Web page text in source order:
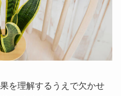
を理解するうえで欠かせ